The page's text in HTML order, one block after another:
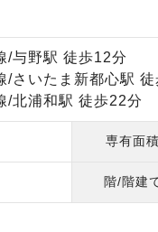
/与野駅 徒歩12分
/さいたま新都心駅 徒
/北浦和駅 徒歩22分
専有面積
階/階建